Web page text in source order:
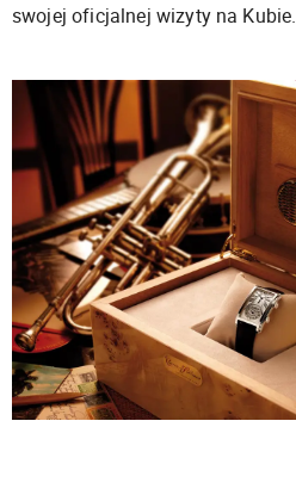
swojej oficjalnej wizyty na Kubie.